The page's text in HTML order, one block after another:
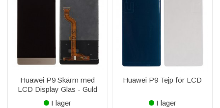
Huawei P9 Skärm med
LCD Display Glas - Guld
I lager
Huawei P9 Tejp för LCD
I lager